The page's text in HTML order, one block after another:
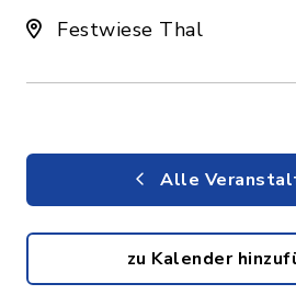
Festwiese Thal
Alle
zu Kalender